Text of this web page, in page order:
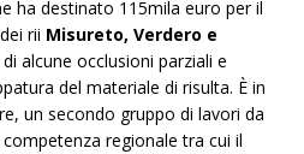
ha destinato 115mila euro per il
rii Misureto, Verdero e
alcune occlusioni parziali e
del materiale di risulta. È in
un secondo gruppo di lavori da
regionale tra cui il